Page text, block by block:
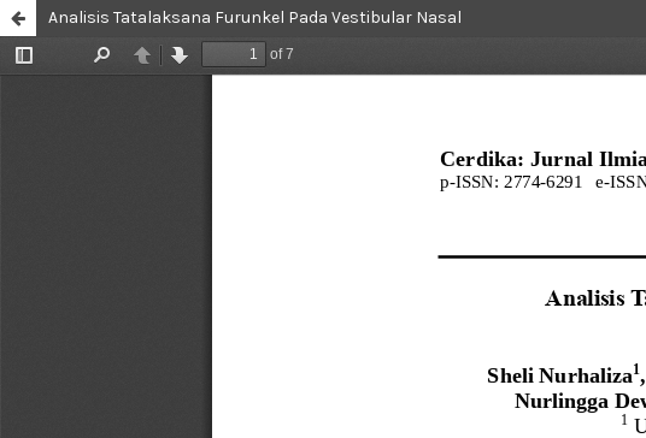
Analisis Tatalaksana Furunkel Pada Vestibular Nasal